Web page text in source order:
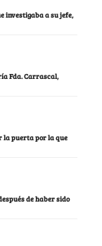
investigaba a su jefe,
Fda. Carrascal,
la puerta por la que
de haber sido